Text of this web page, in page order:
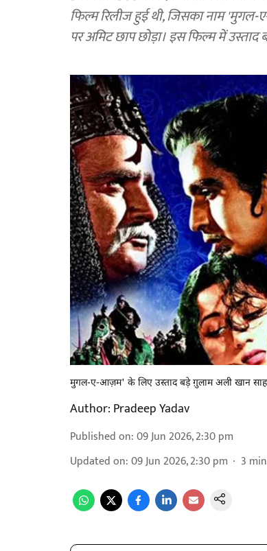
फिल्म रिलीज हुई थी, जिसका नाम
पर अमिट छाप छोड़ा। इस फिल्म में
मुगल-ए-आज़म' के लिए उस्ताद बड़े ग़ुलाम अली खान
Author: Pradeep Yadav
Published on:09 Jun 2026, 2:30 pm
Updated on:09 Jun 2026, 2:30 pm 3